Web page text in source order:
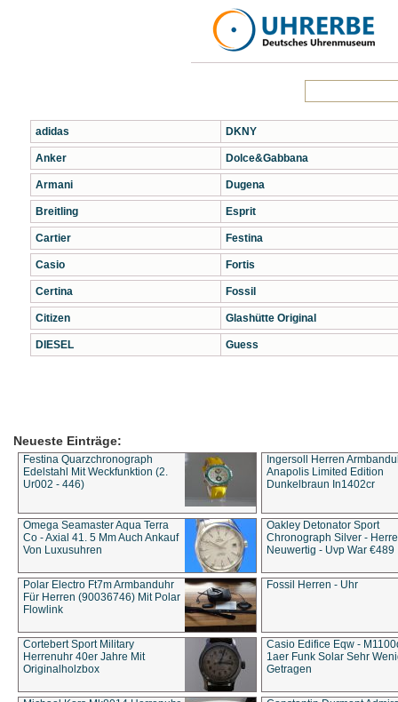
adidas
Anker
Armani
Breitling
Cartier
Casio
Certina
Citizen
DIESEL
DKNY
Dolce&Gabbana
Dugena
Esprit
Festina
Fortis
Fossil
Glashütte Original
Guess
Neueste Einträge:
Festina Quarzchronograph
Edelstahl Mit Weckfunktion (2.
Ur002 - 446)
Ingersoll Herren
Anapolis Limited Edition
Dunkelbraun In1402cr
Omega Seamaster Aqua Terra
Co - Axial 41. 5 Mm Auch Ankauf
Von Luxusuhren
Oakley Detonator Sport
Chronograph Silver -
Neuwertig - Uvp War €489
Polar Electro Ft7m Armbanduhr
Für Herren (90036746) Mit Polar
Flowlink
Fossil Herren - Uhr
Cortebert Sport Military
Herrenuhr 40er Jahre Mit
Originalholzbox
Casio Edifice Eqw -
1aer Funk Solar Sehr
Getragen